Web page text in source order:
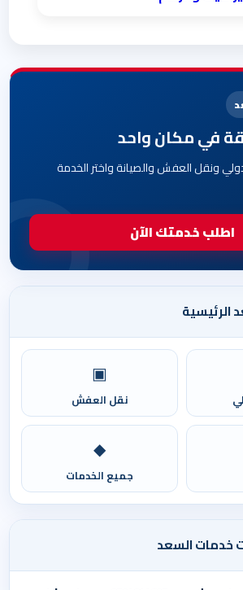
في مكان واحد
ونقل العفش والصيانة واختر الخدمة
اطلب خدمتك الآن
الرئيسية
▣
نقل العفش
◆
جميع الخدمات
خدمات السعد